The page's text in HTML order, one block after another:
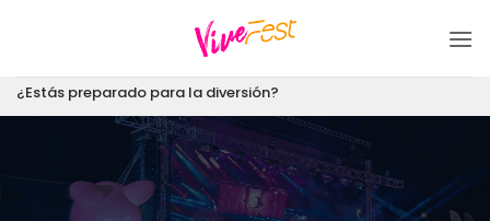
¿Estás preparado para la diversión?